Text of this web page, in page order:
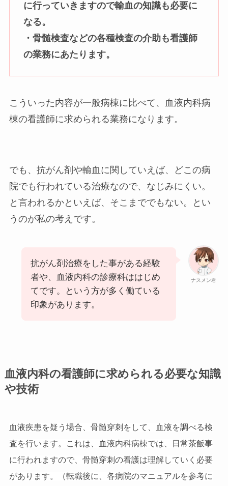
に行っていきますので輸血の知識も必要に
なる。
・骨髄検査などの各種検査の介助も看護師
の業務にあたります。
こういった内容が一般病棟に比べて、血液内科病
棟の看護師に求められる業務になります。
でも、抗がん剤や輸血に関していえば、どこの病
院でも行われている治療なので、なじみにくい。
と言われるかといえば、そこまででもない。とい
うのが私の考えです。
ナスメン君
抗がん剤治療をした事がある経験
者や、血液内科の診療科ははじめ
てです。という方が多く働ている
印象があります。
血液内科の看護師に求められる必要な知識
や技術
血液疾患を疑う場合、骨髄穿刺をして、血液を調べる検
査を行います。これは、血液内科病棟では、日常茶飯事
に行われますので、骨髄穿刺の看護は理解していく必要
があります。（転職後に、各病院のマニュアルを参考に